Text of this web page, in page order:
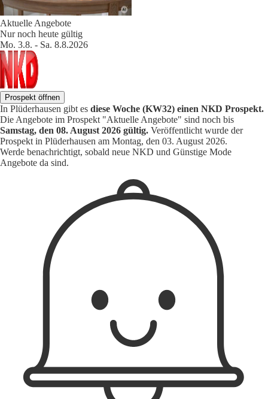
Aktuelle Angebote
Nur noch heute gültig
Mo. 3.8. - Sa. 8.8.2026
Prospekt öffnen
In Plüderhausen gibt es diese Woche (KW32) einen NKD Prospekt.
Die Angebote im Prospekt "Aktuelle Angebote" sind noch bis
Samstag, den 08. August 2026 gültig. Veröffentlicht wurde der
Prospekt in Plüderhausen am Montag, den 03. August 2026.
Werde benachrichtigt, sobald neue NKD und Günstige Mode
Angebote da sind.